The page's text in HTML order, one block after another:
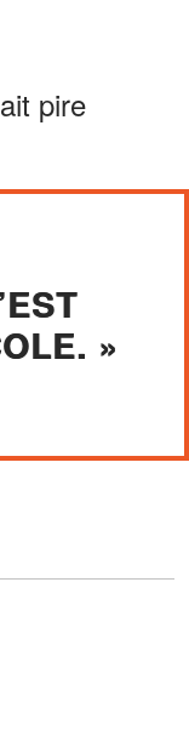
pire
»